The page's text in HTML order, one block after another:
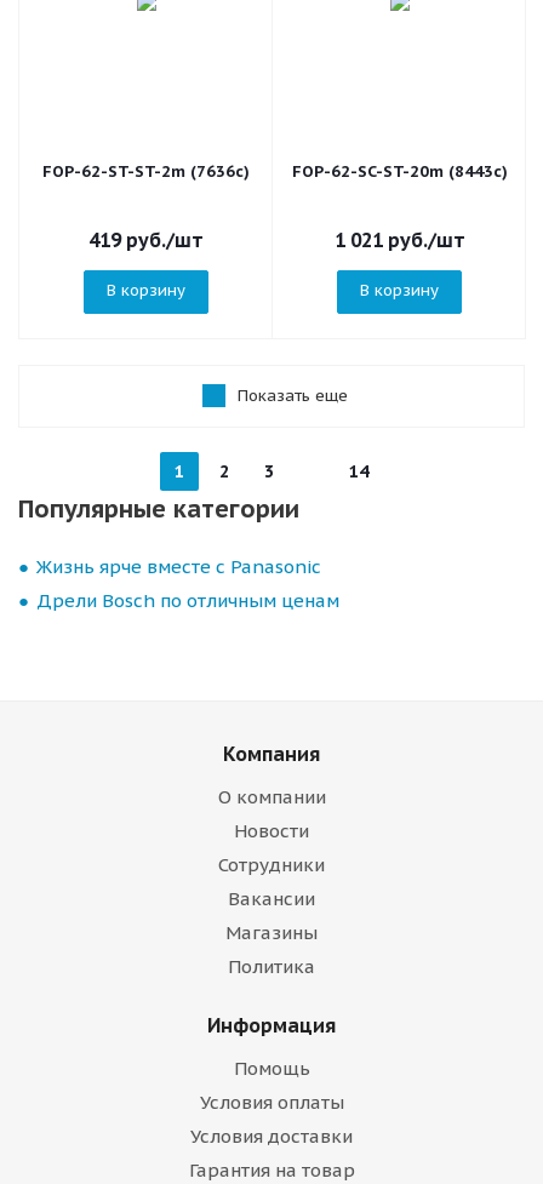
FOP-62-ST-ST-2m (7636c)
419руб./шт
В корзину
FOP-62-SC-ST-20m (8443c)
1 021руб./шт
В корзину
Показать еще
1 2 3 14
Популярные категории
Жизнь ярче вместе с Panasonic
Дрели Bosch по отличным ценам
Компания
О компании
Новости
Сотрудники
Вакансии
Магазины
Политика
Информация
Помощь
Условия оплаты
Условия доставки
Гарантия на товар